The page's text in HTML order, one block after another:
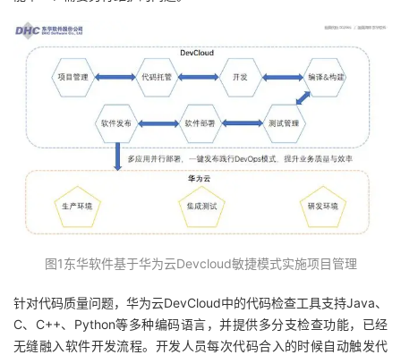
图1东华软件基于华为云Devcloud敏捷模式实施项目管理
针对代码质量问题，华为云DevCloud中的代码检查工具支持Java、
C、C++、Python等多种编码语言，并提供多分支检查功能，已经
无缝融入软件开发流程。开发人员每次代码合入的时候自动触发代